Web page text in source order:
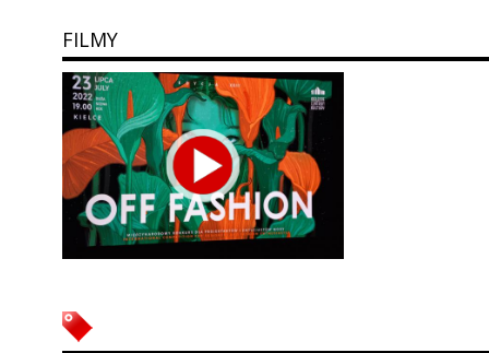
FILMY